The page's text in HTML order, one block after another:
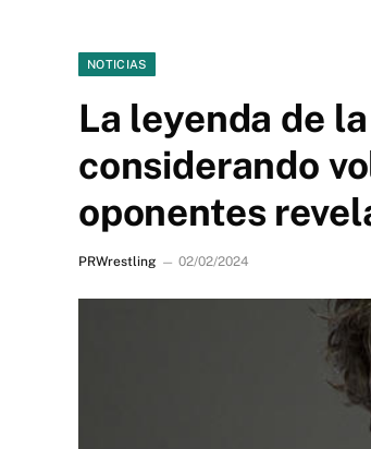
NOTICIAS
La leyenda de
considerando
oponentes
PRWrestling 02/02/2024